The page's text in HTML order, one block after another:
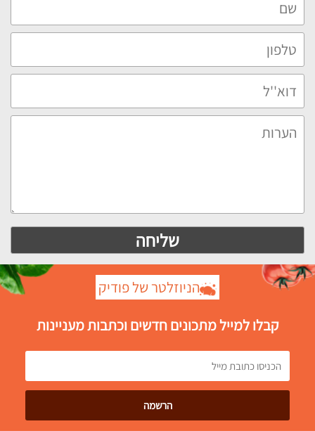
הניוזלטר של פודיק
קבלו למייל מתכונים חדשים וכתבות מעניינות